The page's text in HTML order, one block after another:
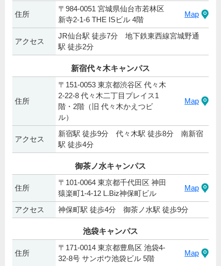
住所
〒984-0051 宮城県仙台市若林区
新寺2-1-6 THE ISビル 4階
Map
アクセス
JR仙台駅 徒歩7分 地下鉄東西線宮城野通
駅 徒歩2分
新宿代々木キャンパス
住所
〒151-0053 東京都渋谷区 代々木
2-22-8 代々木二丁目プレイス1
階・2階（旧 代々木かえつビ
ル）
Map
アクセス
新宿駅 徒歩9分 代々木駅 徒歩8分 南新宿
駅 徒歩4分
御茶ノ水キャンパス
住所
〒101-0064 東京都千代田区 神田
猿楽町1-4-12 L.Biz神保町ビル
Map
アクセス 神保町駅 徒歩4分 御茶ノ水駅 徒歩9分
池袋キャンパス
住所
〒171-0014 東京都豊島区 池袋4-
32-8号 サンポウ池袋ビル 5階
Map